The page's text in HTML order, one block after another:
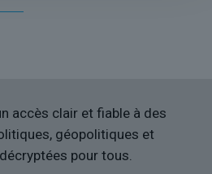
accès clair et fiable à des
géopolitiques et
pour tous.